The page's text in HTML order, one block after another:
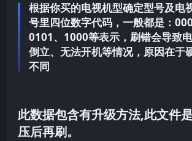
根据你买的电视机型确定型号及电
号里四位数字代码，一般都是：
0101、1000等表示，刷错会导致
倒立、无法开机等情况，原因在于
不同
此数据包含有升级方法,此文件
压后再刷。